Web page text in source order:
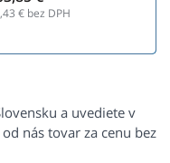
€ bez DPH
a uvediete v
nás tovar za cenu bez